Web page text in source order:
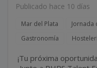
Publicado hace 10 días
Mar del Plata Jornada
Gastronomía
¡Tu próxima